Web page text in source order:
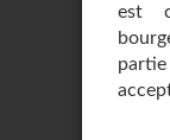
est